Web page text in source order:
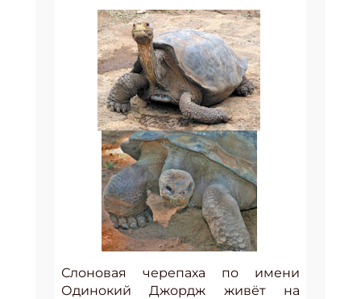
Слоновая черепаха по имени
Одинокий Джордж живёт на